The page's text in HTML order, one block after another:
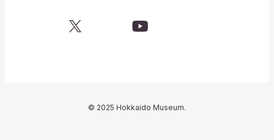
© 2025 Hokkaido Museum.